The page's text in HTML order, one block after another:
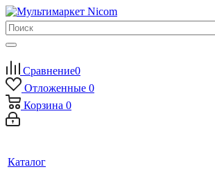
Сравнение0
Отложенные 0
Корзина 0
Каталог